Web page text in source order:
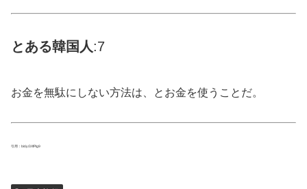
とある韓国 人:7
お金を無駄にしない方法は、とお金を使うことだ。
引用：bit.ly/3XfPIg9